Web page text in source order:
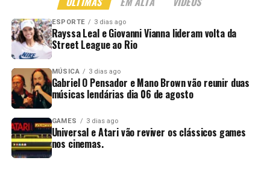
ESPORTE 3 dias ago
Rayssa Leal e Giovanni Vianna lideram volta da
Street League ao Rio
MÚSICA 3 dias ago
Gabriel O Pensador e Mano Brown vão reunir duas
músicas lendárias dia 06 de agosto
GAMES 3 dias ago
Universal e Atari vão reviver os clássicos games
nos cinemas.